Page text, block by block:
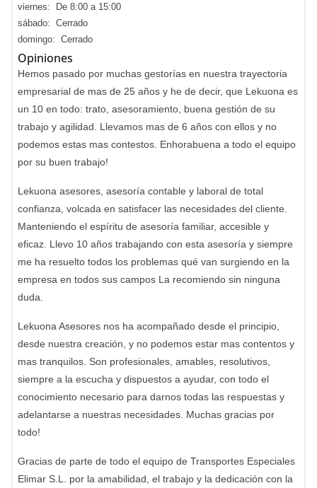
viernes: De 8:00 a 15:00
sábado: Cerrado
domingo: Cerrado
Opiniones
Hemos pasado por muchas gestorías en nuestra trayectoria
empresarial de mas de 25 años y he de decir, que Lekuona es
un 10 en todo: trato, asesoramiento, buena gestión de su
trabajo y agilidad. Llevamos mas de 6 años con ellos y no
podemos estas mas contestos. Enhorabuena a todo el equipo
por su buen trabajo!
Lekuona asesores, asesoría contable y laboral de total
confianza, volcada en satisfacer las necesidades del cliente.
Manteniendo el espíritu de asesoría familiar, accesible y
eficaz. Llevo 10 años trabajando con esta asesoría y siempre
me ha resuelto todos los problemas qué van surgiendo en la
empresa en todos sus campos La recomiendo sin ninguna
duda.
Lekuona Asesores nos ha acompañado desde el principio,
desde nuestra creación, y no podemos estar mas contentos y
mas tranquilos. Son profesionales, amables, resolutivos,
siempre a la escucha y dispuestos a ayudar, con todo el
conocimiento necesario para darnos todas las respuestas y
adelantarse a nuestras necesidades. Muchas gracias por
todo!
Gracias de parte de todo el equipo de Transportes Especiales
Elimar S.L. por la amabilidad, el trabajo y la dedicación con la